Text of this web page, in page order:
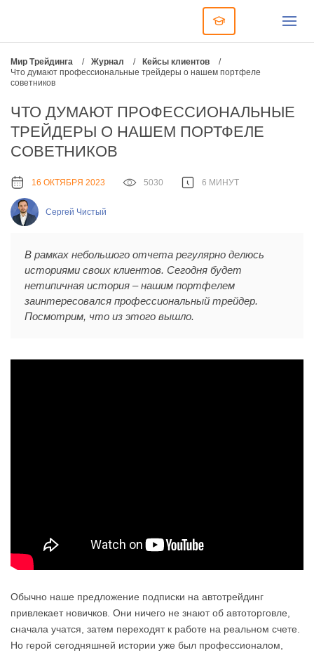
Мир Трейдинга / Журнал / Кейсы клиентов
/
Что думают профессиональные трейдеры о нашем портфеле
советников
ЧТО ДУМАЮТ ПРОФЕССИОНАЛЬНЫЕ
ТРЕЙДЕРЫ О НАШЕМ ПОРТФЕЛЕ
СОВЕТНИКОВ
16 ОКТЯБРЯ 2023 5030 6 МИНУТ
Сергей Чистый
В рамках небольшого отчета регулярно делюсь
историями своих клиентов. Сегодня будет
нетипичная история – нашим портфелем
заинтересовался профессиональный трейдер.
Посмотрим, что из этого вышло.
Обычно наше предложение подписки на автотрейдинг
привлекает новичков. Они ничего не знают об автоторговле,
сначала учатся, затем переходят к работе на реальном счете.
Но герой сегодняшней истории уже был профессионалом,